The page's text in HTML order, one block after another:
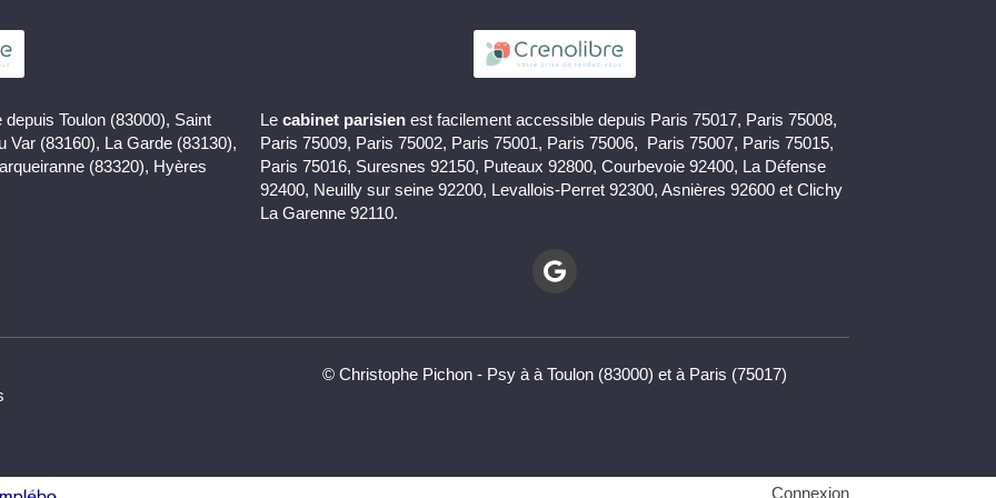
Toulon (83000), Saint
Var (83160), La Garde (83130),
(83320), Hyères
Le cabinet parisien est facilement accessible depuis Paris 75017, Paris 75008,
Paris 75009, Paris 75002, Paris 75001, Paris 75006, Paris 75007, Paris 75015,
Paris 75016, Suresnes 92150, Puteaux 92800, Courbevoie 92400, La Défense
92400, Neuilly sur seine 92200, Levallois-Perret 92300, Asnières 92600 et Clichy
La Garenne 92110.
© Christophe Pichon - Psy à à Toulon (83000) et à Paris (75017)
Connexion
la conformité avec les réglementations. Personnalisez vos préférences pour contrôler la manière dont vos informations sont manipulées.